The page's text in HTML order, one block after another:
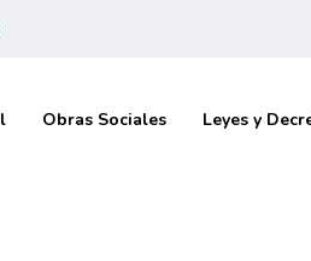
Obras Sociales Leyes y